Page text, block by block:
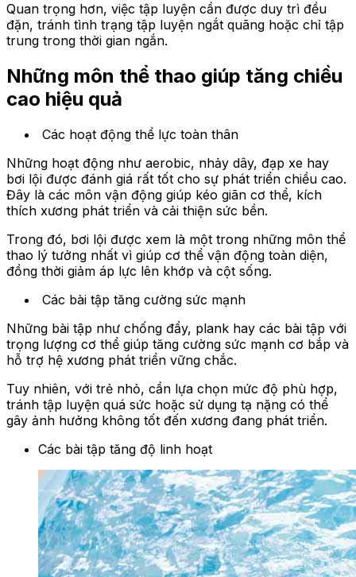
Quan trọng hơn, việc tập luyện cần được duy trì đều
đặn, tránh tình trạng tập luyện ngắt quãng hoặc chỉ tập
trung trong thời gian ngắn.
Những môn thể thao giúp tăng chiều
cao hiệu quả
Các hoạt động thể lực toàn thân
Những hoạt động như aerobic, nhảy dây, đạp xe hay
bơi lội được đánh giá rất tốt cho sự phát triển chiều cao.
Đây là các môn vận động giúp kéo giãn cơ thể, kích
thích xương phát triển và cải thiện sức bền.
Trong đó, bơi lội được xem là một trong những môn thể
thao lý tưởng nhất vì giúp cơ thể vận động toàn diện,
đồng thời giảm áp lực lên khớp và cột sống.
Các bài tập tăng cường sức mạnh
Những bài tập như chống đẩy, plank hay các bài tập với
trọng lượng cơ thể giúp tăng cường sức mạnh cơ bắp và
hỗ trợ hệ xương phát triển vững chắc.
Tuy nhiên, với trẻ nhỏ, cần lựa chọn mức độ phù hợp,
tránh tập luyện quá sức hoặc sử dụng tạ nặng có thể
gây ảnh hưởng không tốt đến xương đang phát triển.
Các bài tập tăng độ linh hoạt